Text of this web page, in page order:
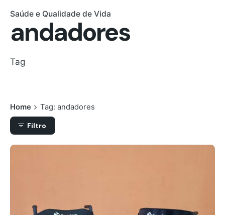
Saúde e Qualidade de Vida
andadores
Tag
Home Tag: andadores
Filtro